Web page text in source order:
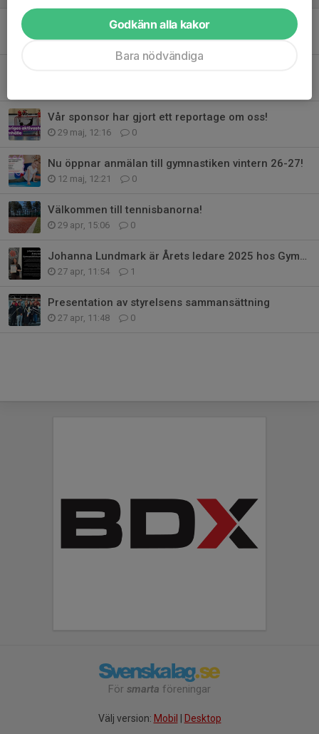
Kom och säg hej på Nordanå!
7 jun, 12:40 1
Vår sponsor har gjort ett reportage om oss!
29 maj, 12:16 0
Nu öppnar anmälan till gymnastiken vintern 26-27!
12 maj, 12:21 0
Välkommen till tennisbanorna!
29 apr, 15:06 0
Johanna Lundmark är Årets ledare 2025 hos Gymnastikförbundet Norr
27 apr, 11:54 1
Presentation av styrelsens sammansättning
27 apr, 11:48 0
För smarta föreningar
Välj version: Mobil Desktop
Godkänn alla kakor
Bara nödvändiga